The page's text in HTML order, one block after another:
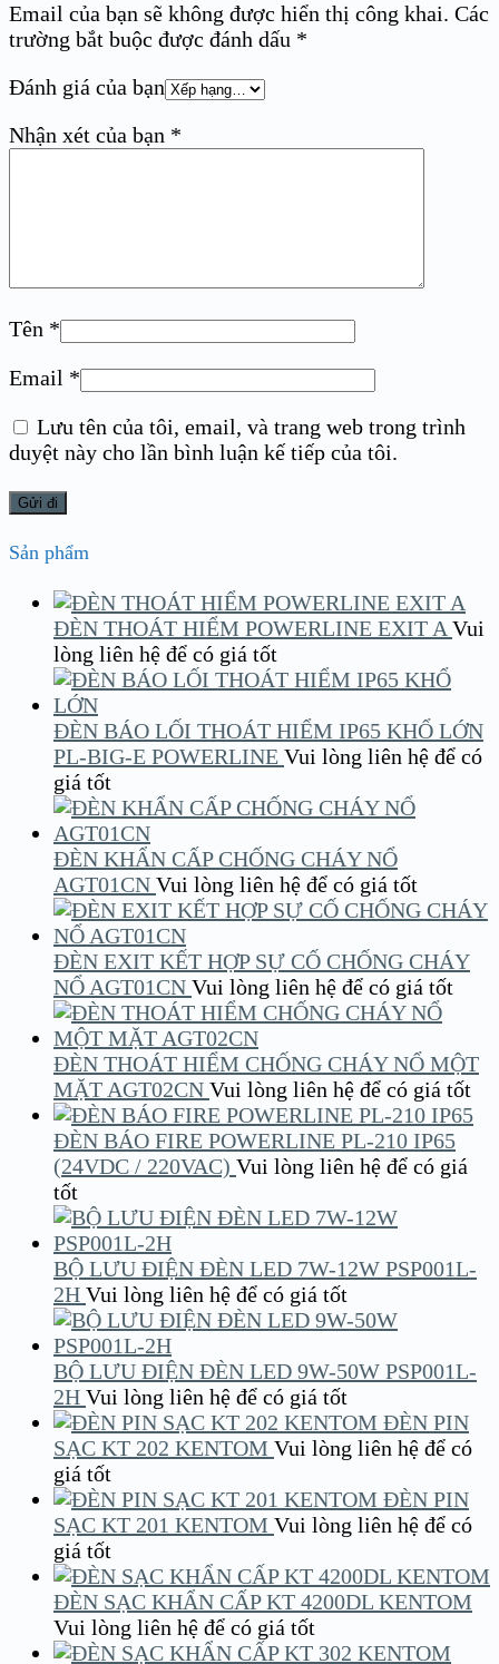
Email của bạn sẽ không được hiển thị công khai. Các
trường bắt buộc được đánh dấu *
Đánh giá của bạn
Nhận xét của bạn *
Tên *
Email *
Lưu tên của tôi, email, và trang web trong trình
duyệt này cho lần bình luận kế tiếp của tôi.
Sản phẩm
ĐÈN THOÁT HIỂM POWERLINE EXIT A Vui
lòng liên hệ để có giá tốt
ĐÈN BÁO LỐI THOÁT HIỂM IP65 KHỔ LỚN
PL-BIG-E POWERLINE Vui lòng liên hệ để có
giá tốt
ĐÈN KHẨN CẤP CHỐNG CHÁY NỔ
AGT01CN Vui lòng liên hệ để có giá tốt
ĐÈN EXIT KẾT HỢP SỰ CỐ CHỐNG CHÁY
NỔ AGT01CN Vui lòng liên hệ để có giá tốt
ĐÈN THOÁT HIỂM CHỐNG CHÁY NỔ MỘT
MẶT AGT02CN Vui lòng liên hệ để có giá tốt
ĐÈN BÁO FIRE POWERLINE PL-210 IP65
(24VDC / 220VAC) Vui lòng liên hệ để có giá
tốt
BỘ LƯU ĐIỆN ĐÈN LED 7W-12W PSP001L-
2H Vui lòng liên hệ để có giá tốt
BỘ LƯU ĐIỆN ĐÈN LED 9W-50W PSP001L-
2H Vui lòng liên hệ để có giá tốt
ĐÈN PIN
SẠC KT 202 KENTOM Vui lòng liên hệ để có
giá tốt
ĐÈN PIN
SẠC KT 201 KENTOM Vui lòng liên hệ để có
giá tốt
ĐÈN SẠC KHẨN CẤP KT 4200DL KENTOM
Vui lòng liên hệ để có giá tốt